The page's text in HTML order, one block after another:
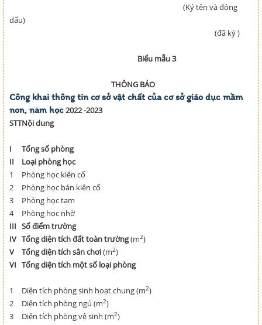
(Ký tên và đóng
dấu)
(đã ký )
Biểu mẫu 3
THÔNG BÁO
Công khai thông tin cơ sở vật chất của cơ sở giáo dục mầm
non, năm học2022 -2023
STTNội dung
I
Tổng số phòng
II
Loại phòng học
1
Phòng học kiên cố
2
Phòng học bán kiên cố
3
Phòng học tạm
4
Phòng học nhờ
III Số điểm trường
IV Tổng diện tích đất toàn trường(m2)
V
Tổng diện tích sân chơi(m2)
VI Tổng diện tích một số loại phòng
1 Diện tích phòng sinh hoạt chung (m2)
2
Diện tích phòng ngủ (m2)
3
Diện tích phòng vệ sinh (m2)